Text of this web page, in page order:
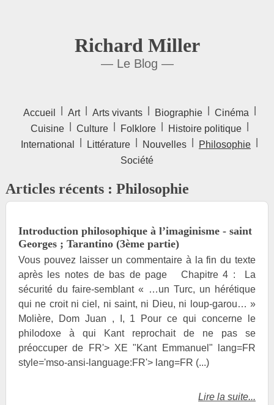
Richard Miller
— Le Blog —
Accueil Art Arts vivants Biographie Cinéma
Cuisine
Culture Folklore Histoire politique
International
Littérature Nouvelles Philosophie
Société
Articles récents : Philosophie
Introduction philosophique à l’imaginisme - saint
Georges ; Tarantino (3ème partie)
Vous pouvez laisser un commentaire à la fin du texte
après les notes de bas de page Chapitre 4 : La
sécurité du faire-semblant « …un Turc, un hérétique
qui ne croit ni ciel, ni saint, ni Dieu, ni loup-garou… »
Molière, Dom Juan , I, 1 Pour ce qui concerne le
philodoxe à qui Kant reprochait de ne pas se
préoccuper de FR'> XE "Kant Emmanuel" lang=FR
style='mso-ansi-language:FR'> lang=FR (...)
Lire la suite...